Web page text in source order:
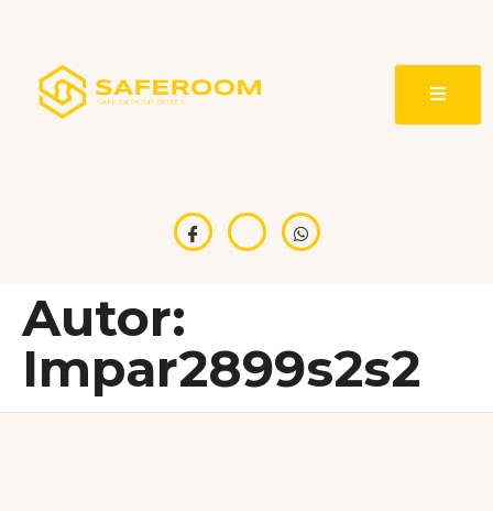
Autor:
Impar2899s2s2